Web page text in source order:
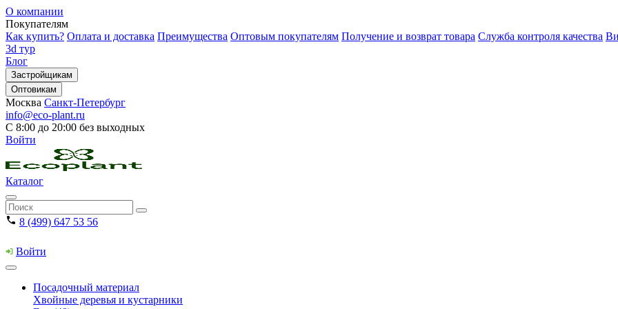
О компании
Покупателям
Как купить? Оплата и доставка Преимущества Оптовым покупателям Получение и возврат товара Служба контроля качества
3d тур
Блог
Застройщикам
Оптовикам
Москва Санкт-Петербург
info@eco-plant.ru
С 8:00 до 20:00 без выходных
Войти
Каталог
8 (499) 647 53 56
Войти
Посадочный материал
Хвойные деревья и кустарники